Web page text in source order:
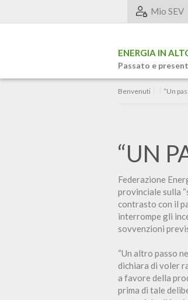
ENERGIA IN
Passato e
Mio SEV
Benvenuti “Un
“UN
Federazione
provinciale sulla
contrasto con il
interrompe gli
sovvenzioni
“Un altro passo
dichiara di voler
a favore della
prima di tale